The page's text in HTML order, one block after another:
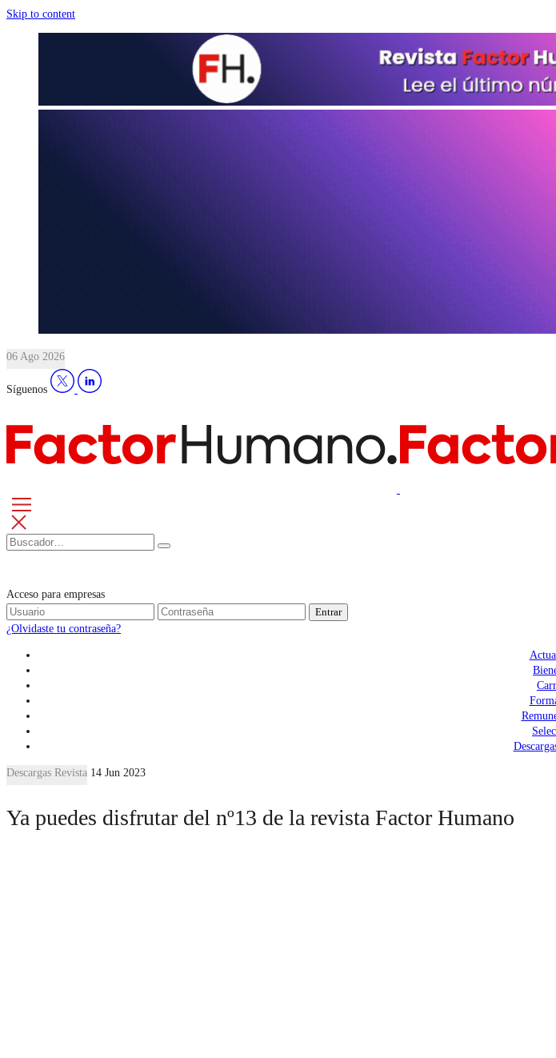
Skip to content
06 Ago 2026
Síguenos
Acceso para empresas
Entrar
¿Olvidaste tu contraseña?
Descargas Revista 14 Jun 2023
Ya puedes disfrutar del nº13 de la revista Factor Humano